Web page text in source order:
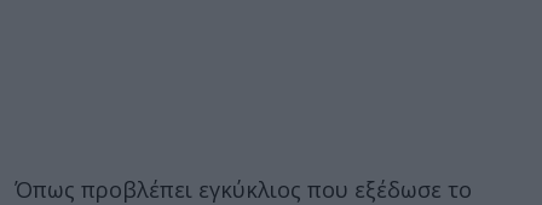
Όπως προβλέπει εγκύκλιος που εξέδωσε το